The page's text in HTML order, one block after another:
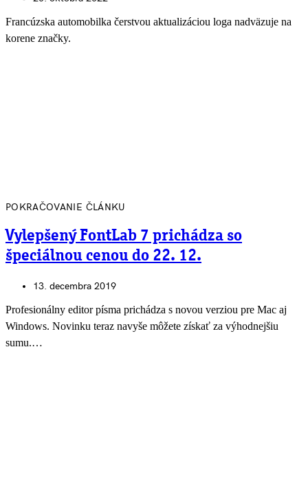
Francúzska automobilka čerstvou aktualizáciou loga nadväzuje na
korene značky.
POKRAČOVANIE ČLÁNKU
Vylepšený FontLab 7 prichádza so
špeciálnou cenou do 22. 12.
13. decembra 2019
Profesionálny editor písma prichádza s novou verziou pre Mac aj
Windows. Novinku teraz navyše môžete získať za výhodnejšiu
sumu.…